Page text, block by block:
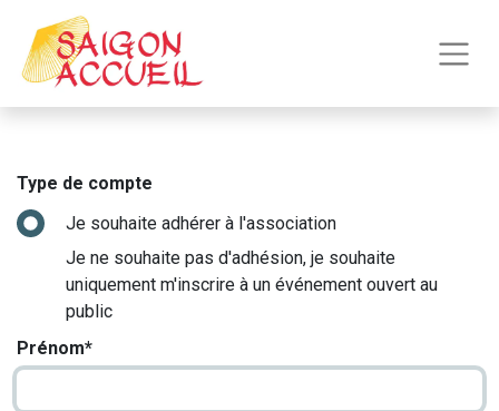
Type de compte
Je souhaite adhérer à l'association
Je ne souhaite pas d'adhésion, je souhaite
uniquement m'inscrire à un événement ouvert au
public
Prénom*